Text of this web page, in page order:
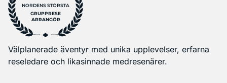
NORDENS STÖRSTA
GRUPPRESE
ARRANGÖR
Välplanerade äventyr med unika upplevelser, erfarna
reseledare och likasinnade medresenärer.